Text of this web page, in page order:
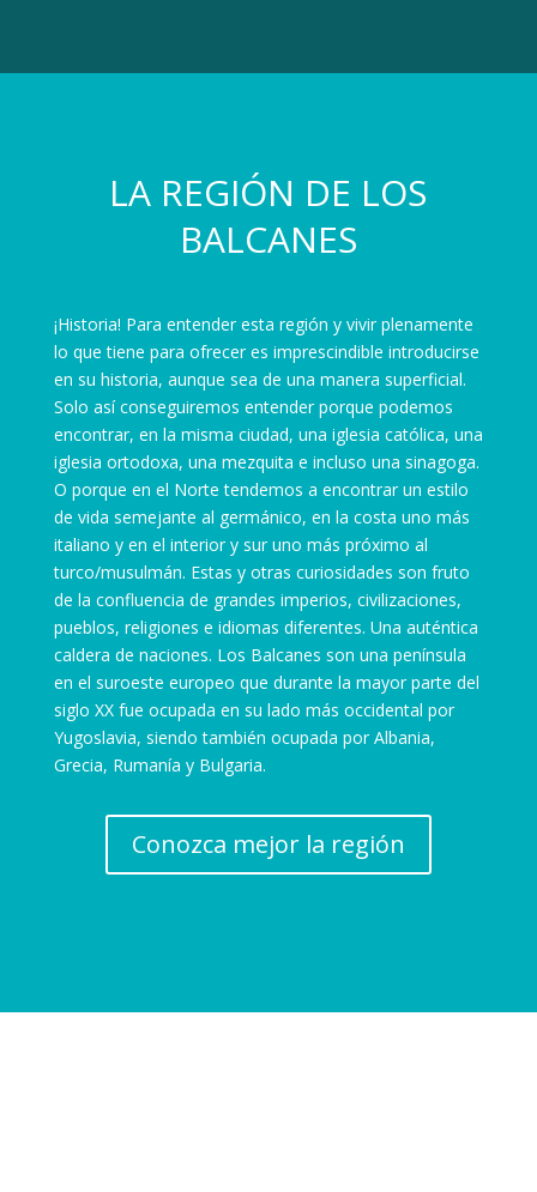
LA REGIÓN DE LOS
BALCANES
¡Historia! Para entender esta región y vivir plenamente
lo que tiene para ofrecer es imprescindible introducirse
en su historia, aunque sea de una manera superficial.
Solo así conseguiremos entender porque podemos
encontrar, en la misma ciudad, una iglesia católica, una
iglesia ortodoxa, una mezquita e incluso una sinagoga.
O porque en el Norte tendemos a encontrar un estilo
de vida semejante al germánico, en la costa uno más
italiano y en el interior y sur uno más próximo al
turco/musulmán. Estas y otras curiosidades son fruto
de la confluencia de grandes imperios, civilizaciones,
pueblos, religiones e idiomas diferentes. Una auténtica
caldera de naciones. Los Balcanes son una península
en el suroeste europeo que durante la mayor parte del
siglo XX fue ocupada en su lado más occidental por
Yugoslavia, siendo también ocupada por Albania,
Grecia, Rumanía y Bulgaria.
Conozca mejor la región